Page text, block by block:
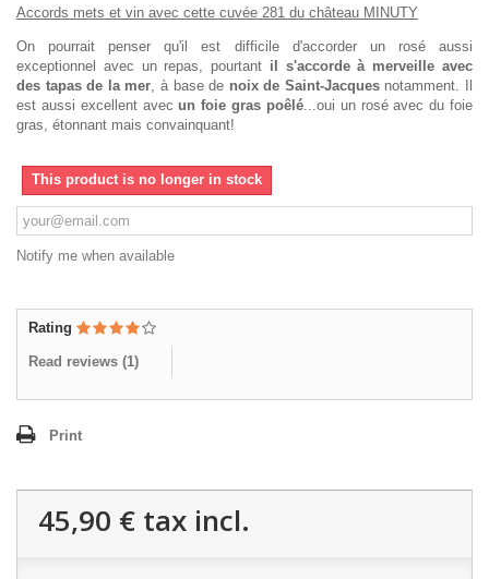
Accords mets et vin avec cette cuvée 281 du château MINUTY
On pourrait penser qu'il est difficile d'accorder un rosé aussi
exceptionnel avec un repas, pourtant il s'accorde à merveille avec
des tapas de la mer , à base de noix de Saint-Jacquesnotamment. Il
est aussi excellent avecun foie gras poêlé...oui un rosé avec du foie
gras, étonnant mais convainquant!
This product is no longer in stock
Notify me when available
Rating
Read reviews (1)
Print
45,90 € tax incl.